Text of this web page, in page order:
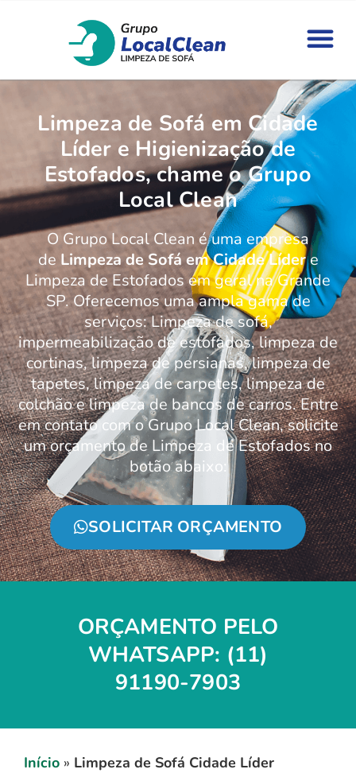
Limpeza de Sofá em Cidade
Líder e Higienização de
Estofados, chame o Grupo
Local Clean
O Grupo Local Clean é uma empresa
de Limpeza de Sofá em Cidade Lídere
Limpeza de Estofados em geral na Grande
SP. Oferecemos uma ampla gama de
serviços: Limpeza de sofá,
impermeabilização de estofados, limpeza de
cortinas, limpeza de persianas, limpeza de
tapetes, limpeza de carpetes, limpeza de
colchão e limpeza de bancos de carros. Entre
em contato com o Grupo Local Clean, solicite
um orçamento de Limpeza de Estofados no
botão abaixo:
SOLICITAR ORÇAMENTO
ORÇAMENTO PELO
WHATSAPP: (11)
91190-7903
Início » Limpeza de Sofá Cidade Líder